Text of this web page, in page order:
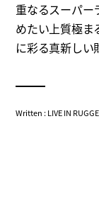
重なるスーパー
めたい上質極ま
に彩る真新しい
Written : LIVE IN